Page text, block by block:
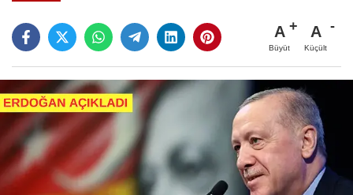
A
Büyüt
A
Küçült